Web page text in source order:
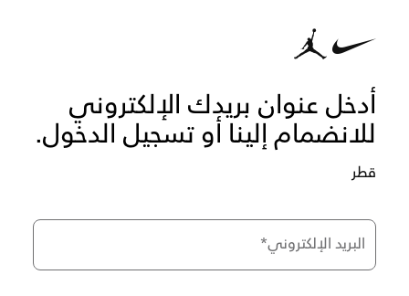
أدخل عنوان بريدك الإلكتروني
للانضمام إلينا أو تسجيل الدخول.
قطر
البريد الإلكتروني*